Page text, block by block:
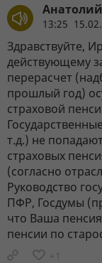
Анатолий
13:25
Здравствуйте,
действующему
перерасчет
прошлый год)
страховой
т.д.) не
страховых
(согласно
Руководство
ПФР, Госдумы
что Ваша
пенсии по
+1